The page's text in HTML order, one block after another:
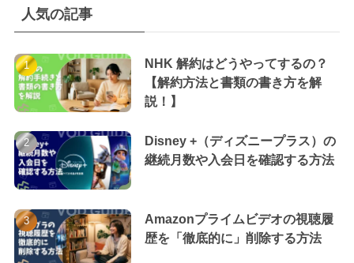
人気の記事
NHK 解約はどうやってするの？
【解約方法と書類の書き方を解
説！】
Disney +（ディズニープラス）の
継続月数や入会日を確認する方法
Amazonプライムビデオの視聴履
歴を「徹底的に」削除する方法